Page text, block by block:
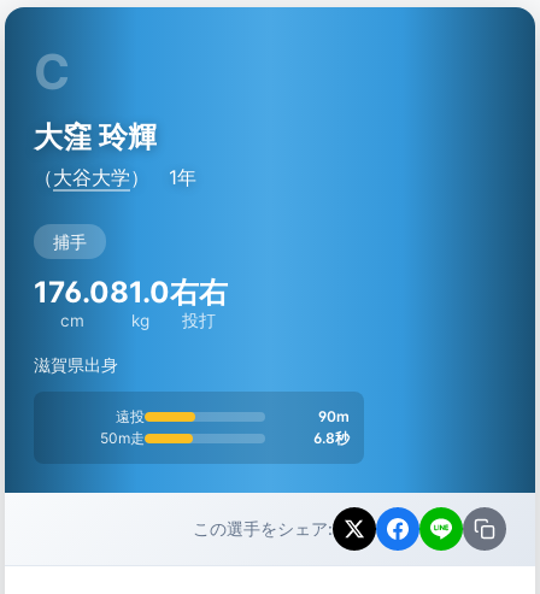
C
大窪 玲輝
（大谷大学） 1年
捕手
176.0
cm
81.0
kg
右右
投打
滋賀県出身
遠投
90m
50m走
6.8秒
この選手をシェア: